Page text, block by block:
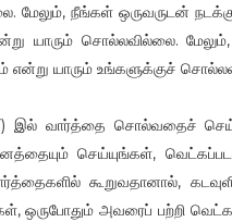
மேலும், நீங்கள் ஒருவருடன்
யாரும் சொல்லவில்லை.
என்று யாரும் உங்களுக்குச்
இல் வார்த்தை சொல்வதைச்
செய்யுங்கள்,
கூறுவதானால்,
ஒருபோதும் அவரைப் பற்றி